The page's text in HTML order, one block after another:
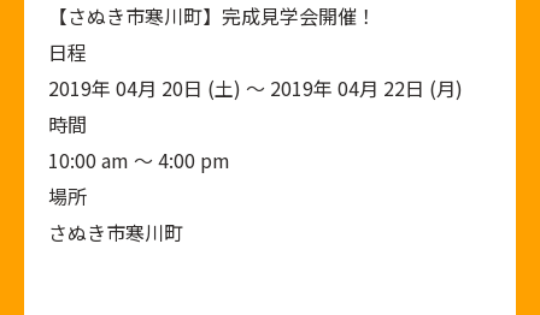
【さぬき市寒川町】完成見学会開催！
日程
2019年 04月 20日 (土) ～ 2019年 04月 22日 (月)
時間
10:00 am ～ 4:00 pm
場所
さぬき市寒川町